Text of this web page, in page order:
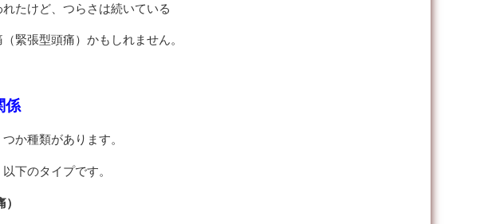
たけど、つらさは続いている
緊張型頭痛）かもしれません。
係
か種類があります。
下のタイプです。